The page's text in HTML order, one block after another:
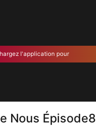
l'application pour
Nous Épisode8